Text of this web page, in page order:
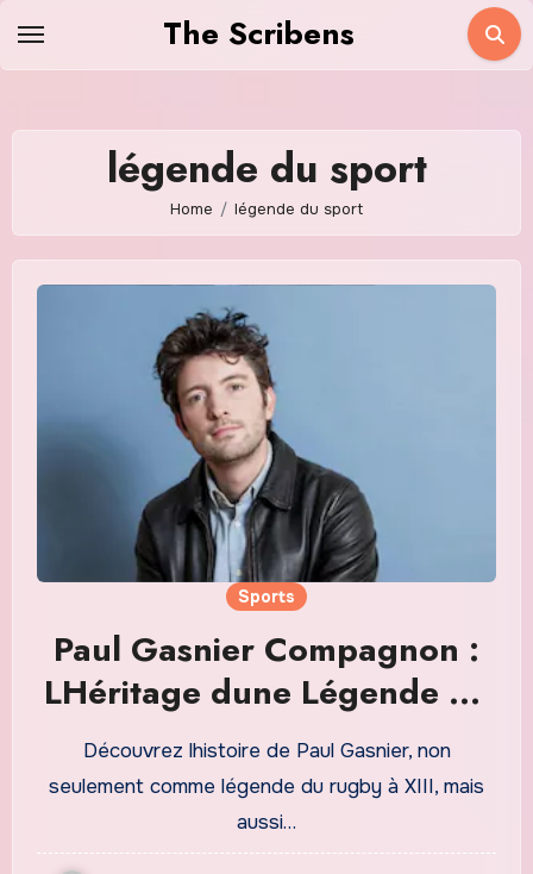
The Scribens
légende du sport
Home légende du sport
Sports
Paul Gasnier Compagnon :
LHéritage dune Légende du
Rugby et de son
Engagement
Découvrez lhistoire de Paul Gasnier, non
seulement comme légende du rugby à XIII, mais
aussi…